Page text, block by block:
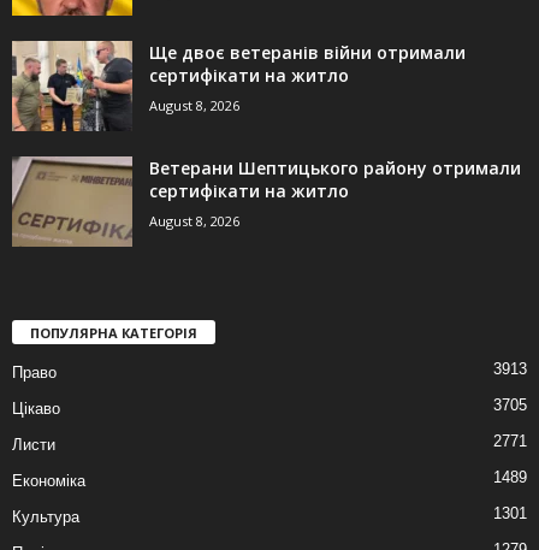
Ще двоє ветеранів війни отримали
сертифікати на житло
August 8, 2026
Ветерани Шептицького району отримали
сертифікати на житло
August 8, 2026
ПОПУЛЯРНА КАТЕГОРІЯ
Право 3913
Цікаво 3705
Листи 2771
Економіка 1489
Культура 1301